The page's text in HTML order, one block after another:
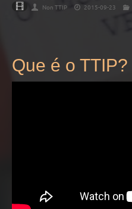
Non TTIP 2015-09-23
Que é o TTIP?